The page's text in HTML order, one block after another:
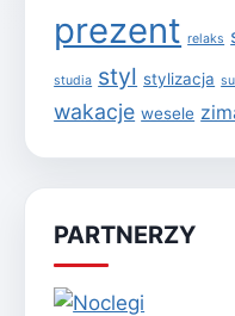
prezent relaks
studia styl stylizacja
wakacje wesele
PARTNERZY